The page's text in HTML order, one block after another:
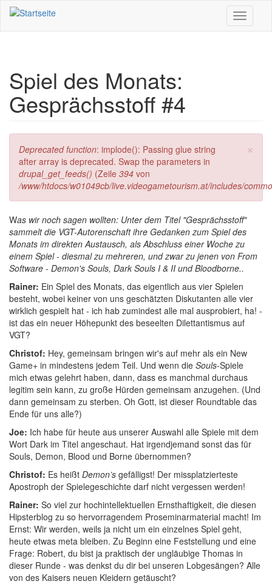
Direkt zum Inhalt
Toggle
Spiel des Monats:
Gesprächsstoff #4
×
Fehlermeldung
Deprecated function: implode(): Passing glue string
after array is deprecated. Swap the parameters in
drupal_get_feeds() (Zeile 394 von
/www/htdocs/w01049cb/live.videogametourism.at/includes/
Was wir noch sagen wollten: Unter dem Titel "Gesprächsstoff"
sammelt die VGT-Autorenschaft ihre Gedanken zum Spiel des
Monats im direkten Austausch, als Abschluss einer Woche zu
einem Spiel - diesmal zu mehreren, und zwar zu jenen von From
Software - Demon's Souls, Dark Souls I & II und Bloodborne..
Rainer: Ein Spiel des Monats, das eigentlich aus vier Spielen
besteht, wobei keiner von uns geschätzten Diskutanten alle vier
wirklich gespielt hat - ich hab zumindest alle mal ausprobiert, ha! -
ist das ein neuer Höhepunkt des beseelten Dilettantismus auf
VGT?
Christof: Hey, gemeinsam bringen wir's auf mehr als ein New
Game+ in mindestens jedem Teil. Und wenn die Souls-Spiele
mich etwas gelehrt haben, dann, dass es manchmal durchaus
legitim sein kann, zu große Hürden gemeinsam anzugehen. (Und
dann gemeinsam zu sterben. Oh Gott, ist dieser Roundtable das
Ende für uns alle?)
Joe: Ich habe für heute aus unserer Auswahl alle Spiele mit dem
Wort Dark im Titel angeschaut. Hat irgendjemand sonst das für
Souls, Demon, Blood und Borne übernommen?
Christof: Es heißt Demon’s gefälligst! Der missplatzierteste
Apostroph der Spielegeschichte darf nicht vergessen werden!
Rainer: So viel zur hochintellektuellen Ernsthaftigkeit, die diesen
Hipsterblog zu so hervorragendem Proseminarmaterial macht! Im
Ernst: Wir werden, weils ja nicht um ein einzelnes Spiel geht,
heute etwas meta bleiben. Zu Beginn eine Feststellung und eine
Frage: Robert, du bist ja praktisch der ungläubige Thomas in
dieser Runde - was denkst du dir bei unseren Lobgesängen? Alle
von des Kaisers neuen Kleidern getäuscht?